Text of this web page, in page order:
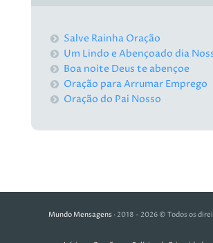
Salve Rainha Oração
Um Lindo e Abençoado dia
Boa noite Deus te abençoe
Oração para Arrumar Emprego
Oração do Pai Nosso
Mundo Mensagens· 2018 - 2026 © Todos os